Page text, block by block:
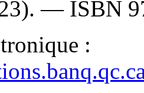
— ISBN
: